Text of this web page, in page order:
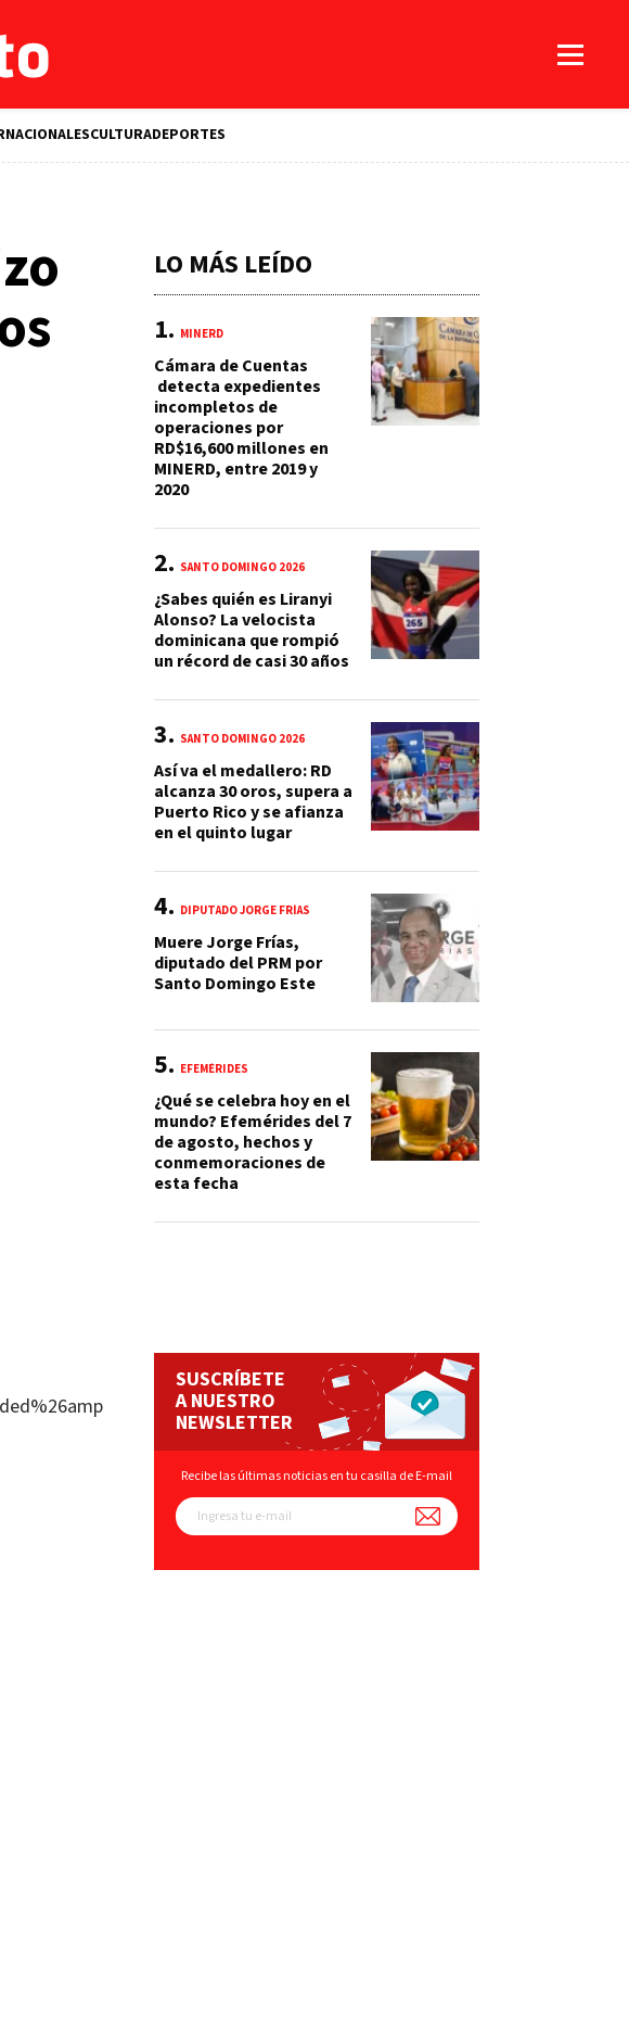
CULTURADEPORTES
LO MÁS LEÍDO
MINERD
Cámara de Cuentas
detecta expedientes
incompletos de
operaciones por
RD$16,600 millones en
MINERD, entre 2019 y
2020
SANTO DOMINGO 2026
¿Sabes quién es Liranyi
Alonso? La velocista
dominicana que rompió
un récord de casi 30 años
SANTO DOMINGO 2026
Así va el medallero: RD
alcanza 30 oros, supera a
Puerto Rico y se afianza
en el quinto lugar
DIPUTADO JORGE FRÍAS
Muere Jorge Frías,
diputado del PRM por
Santo Domingo Este
EFEMÉRIDES
¿Qué se celebra hoy en el
mundo? Efemérides del 7
de agosto, hechos y
conmemoraciones de
esta fecha
SUSCRÍBETE
A NUESTRO
NEWSLETTER
Recibe las últimas noticias en tu casilla de E-mail